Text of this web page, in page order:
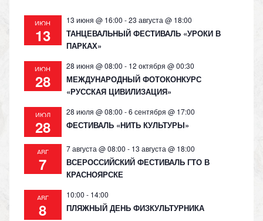
ИЮН
13
13 июня @ 16:00 -23 августа @ 18:00
ТАНЦЕВАЛЬНЫЙ ФЕСТИВАЛЬ «УРОКИ В
ПАРКАХ»
ИЮН
28
28 июня @ 08:00 - 12 октября @ 00:30
МЕЖДУНАРОДНЫЙ ФОТОКОНКУРС
«РУССКАЯ ЦИВИЛИЗАЦИЯ»
ИЮЛ
28
28 июля @ 08:00 -6 сентября @ 17:00
ФЕСТИВАЛЬ «НИТЬ КУЛЬТУРЫ»
АВГ
7
7 августа @ 08:00 - 13 августа @ 18:00
ВСЕРОССИЙСКИЙ ФЕСТИВАЛЬ ГТО В
КРАСНОЯРСКЕ
АВГ
8
10:00 - 14:00
ПЛЯЖНЫЙ ДЕНЬ ФИЗКУЛЬТУРНИКА